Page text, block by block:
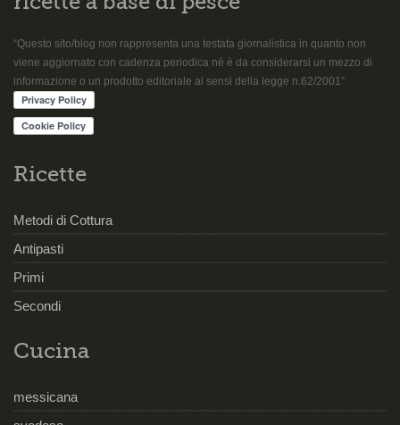
“Questo sito/blog non rappresenta una testata giornalistica in quanto non
viene aggiornato con cadenza periodica né è da considerarsi un mezzo di
informazione o un prodotto editoriale ai sensi della legge n.62/2001”
Ricette
Metodi di Cottura
Antipasti
Primi
Secondi
Cucina
messicana